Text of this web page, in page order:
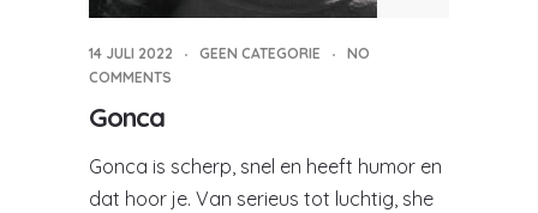
14 JULI 2022 GEEN CATEGORIE
NO
COMMENTS
Gonca
Gonca is scherp, snel en heeft humor en
dat hoor je. Van serieus tot luchtig, she